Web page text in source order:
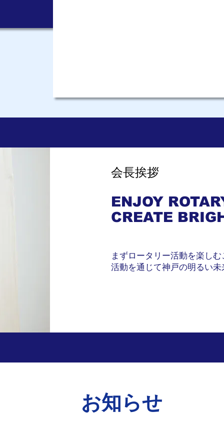
​会長挨拶
ENJOY
CREATE
まずロータリー活動を楽し
活動を通じて神戸の明るい
​お知らせ